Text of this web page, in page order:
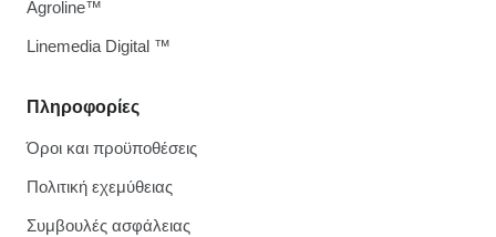
Πληροφορίες
Όροι και προϋποθέσεις
Πολιτική εχεμύθειας
Συμβουλές ασφάλειας
Agroline™
Linemedia Digital ™